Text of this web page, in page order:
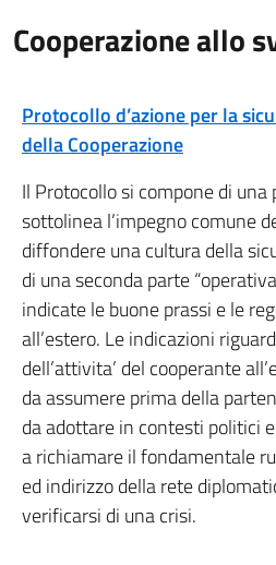
Cooperazione allo
Protocollo d’azione per la
della Cooperazione
Il Protocollo si compone di
sottolinea l’impegno comune
diffondere una cultura della
di una seconda parte
indicate le buone prassi e le
all’estero. Le indicazioni
dell’attivita’ del cooperante
da assumere prima della
da adottare in contesti politici
a richiamare il fondamentale
ed indirizzo della rete
verificarsi di una crisi.